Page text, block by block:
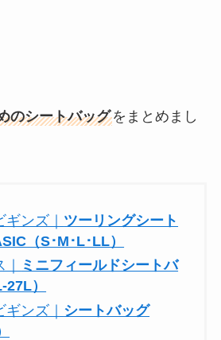
のシートバッグをまとめまし
ンズ｜ ツーリングシート
（S･M･L･LL）
ミニフィールドシートバ
）
ンズ｜ シートバッグ